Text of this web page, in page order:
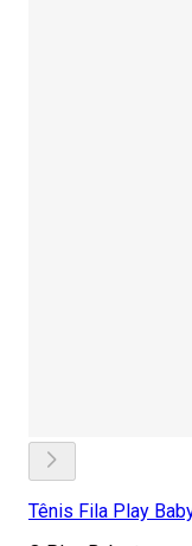
Tênis Fila Play